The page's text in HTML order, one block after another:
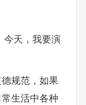
今天，我要演
规范，如果
生活中各种